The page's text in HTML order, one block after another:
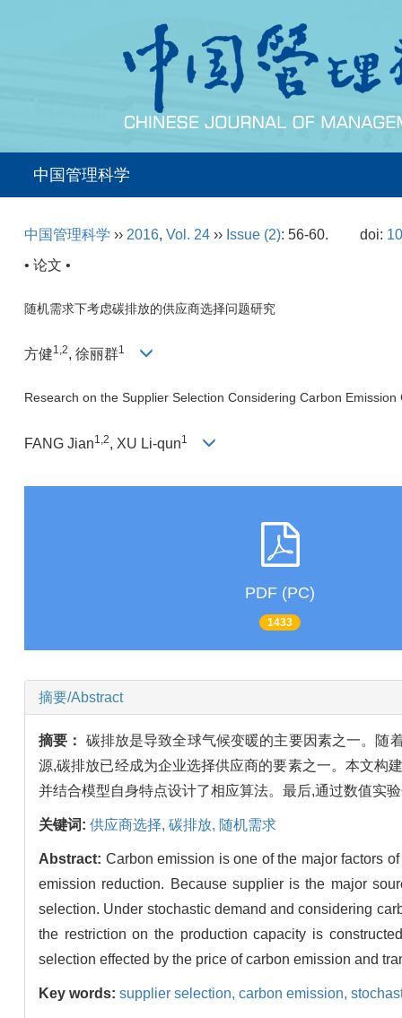
中国管理科学
中国管理科学 ›› 2016, Vol. 24 ›› Issue (2): 56-60. doi:
• 论文 •
随机需求下考虑碳排放的供应商选择问题研究
方健1,2, 徐丽群1
Research on the Supplier Selection Considering Carbon
FANG Jian1,2, XU Li-qun1
PDF (PC)
1433
摘要/Abstract
摘要： 碳排放是导致全球气候变暖的主要因素之一。随
源,碳排放已经成为企业选择供应商的要素之一。本文构
并结合模型自身特点设计了相应算法。最后,通过数值实
关键词: 供应商选择, 碳排放, 随机需求
Abstract: Carbon emission is one of the major factors
emission reduction. Because supplier is the major
selection. Under stochastic demand and considering
the restriction on the production capacity is
selection effected by the price of carbon emission and
Key words: supplier selection, carbon emission,